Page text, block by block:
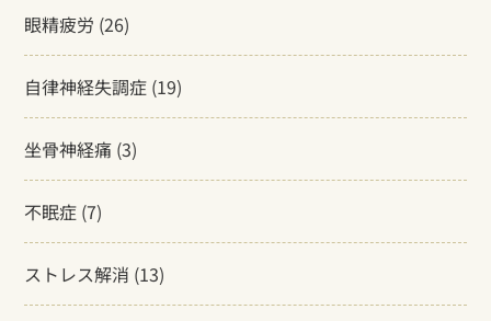
眼精疲労 (26)
自律神経失調症 (19)
坐骨神経痛 (3)
不眠症 (7)
ストレス解消 (13)